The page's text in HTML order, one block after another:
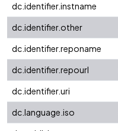
dc.identifier.instname
dc.identifier.other
dc.identifier.reponame
dc.identifier.repourl
dc.identifier.uri
dc.language.iso